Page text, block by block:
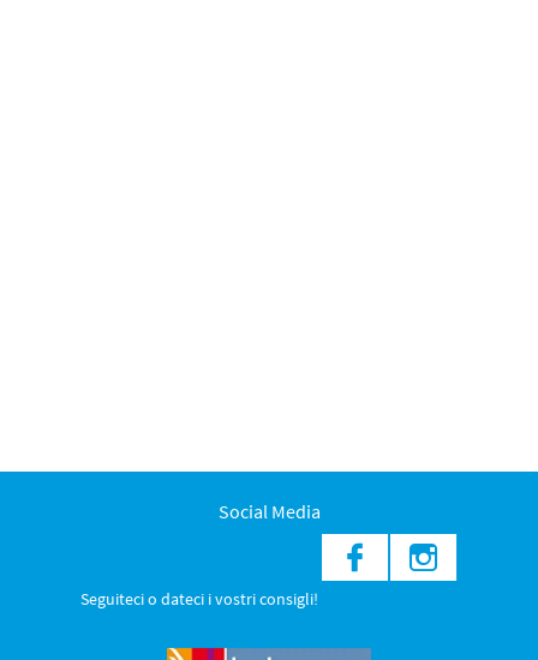
Social Media
Seguiteci o dateci i vostri consigli!